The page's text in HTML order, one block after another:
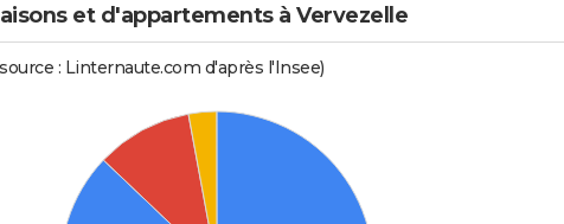
et d'appartements à Vervezelle
: Linternaute.com d'après l'Insee)